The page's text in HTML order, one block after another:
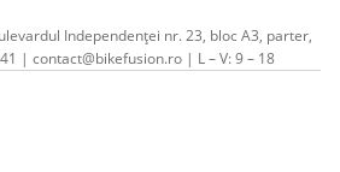
Independenței nr. 23, bloc A3, parter,
| contact@bikefusion.ro | L – V: 9 – 18